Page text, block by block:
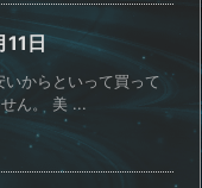
日
からといって買って
ん。 美 ...